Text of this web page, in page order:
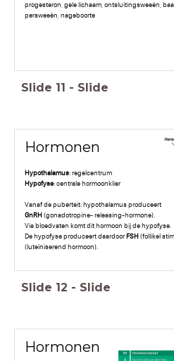
progesteron, gele lichaam, ontsluitingsweeën,
persweeën, nageboorte
Slide 11 - Slide
Hormonen
Hypothalamus: regelcentrum
Hypofyse: centrale hormoonklier
Vanaf de puberteit: hypothalamus produceert
GnRH(gonadotropine- releasing-hormone).
Via bloedvaten komt dit hormoon bij de hypofyse.
De hypofyse produceert daardoorFSH(follikel
(luteïniserend hormoon).
Slide 12 - Slide
Hormonen